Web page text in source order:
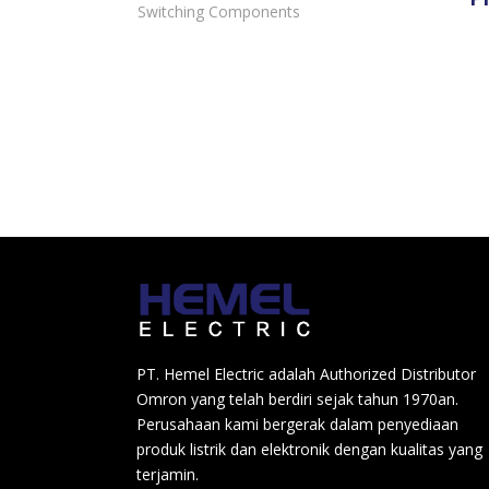
Switching Components
PT. Hemel Electric adalah Authorized Distributor
Omron yang telah berdiri sejak tahun 1970an.
Perusahaan kami bergerak dalam penyediaan
produk listrik dan elektronik dengan kualitas yang
terjamin.